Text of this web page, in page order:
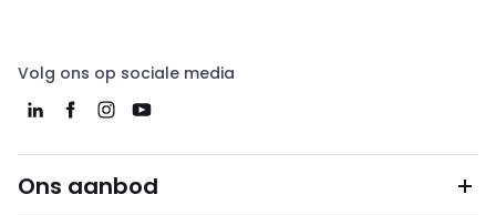
Volg ons op sociale media
Ons aanbod